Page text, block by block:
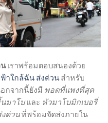
เราพร้อมตอบสนองด้วย
าใกล้ฉัน ส่งด่วน สำหรับ
กจากนี้ยังมี พอตที่แพงที่สุด
มาโบและ หัวมาโบมิกเบอรี่
ด่วนที่พร้อมจัดส่งภายใน